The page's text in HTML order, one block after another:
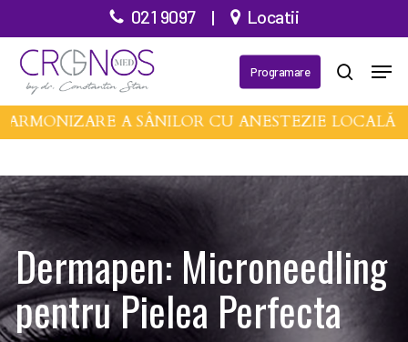
la
conținutul
principal
021 9097| Locatii
Programare căutare
A SÂNILOR CU ANESTEZIE LOCALĂ •
Dermapen: Microneedling
pentru Pielea Perfecta